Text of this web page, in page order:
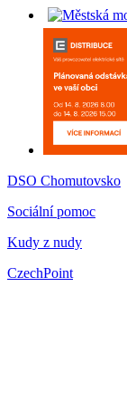
DSO Chomutovsko
Sociální pomoc
Kudy z nudy
CzechPoint